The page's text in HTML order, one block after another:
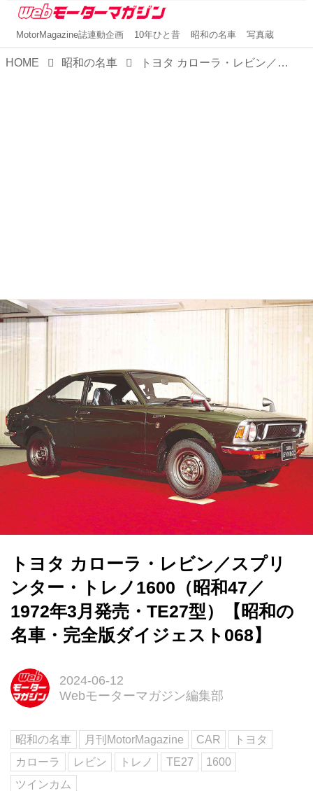
MotorMagazine誌連動企画 10年ひと昔 昭和の名車 写真蔵
HOME 昭和の名車 トヨタ カローラ・レビン／スプリンター・トレノ1600（昭和47／1972年3月発売・TE27型）【昭和の名車・完全版ダイジェスト068】
トヨタ カローラ・レビン／スプリ
ンター・トレノ1600（昭和47／
1972年3月発売・TE27型）【昭和の
名車・完全版ダイジェスト068】
2024-06-12
Webモーターマガジン編集部
昭和の名車 月刊MotorMagazine CAR
トヨタ
カローラ
レビン トレノ TE27
1600
ツインカム